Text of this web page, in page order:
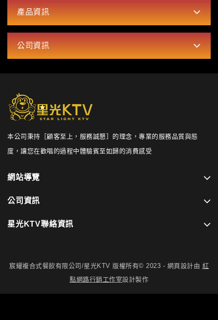
產品資訊
公司資訊
本公司秉持［顧客至上，服務誠懇］的理念，專業的服務品質與態
度，讓您在歡唱的過程中體驗賓至如歸的消費感受
網站導覽
公司資訊
星光KTV聯絡資訊
宸耀複合式餐飲有限公司/星光KTV 版權所有© 2023 - 網頁設計由 紅
點網路行銷工作室設計製作